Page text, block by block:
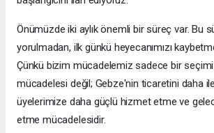
Önümüzde iki aylık önemli bir süreç var. Bu
yorulmadan, ilk günkü heyecanımızı
Çünkü bizim mücadelemiz sadece bir
mücadelesi değil; Gebze'nin ticaretini daha
üyelerimize daha güçlü hizmet etme ve
etme mücadelesidir.